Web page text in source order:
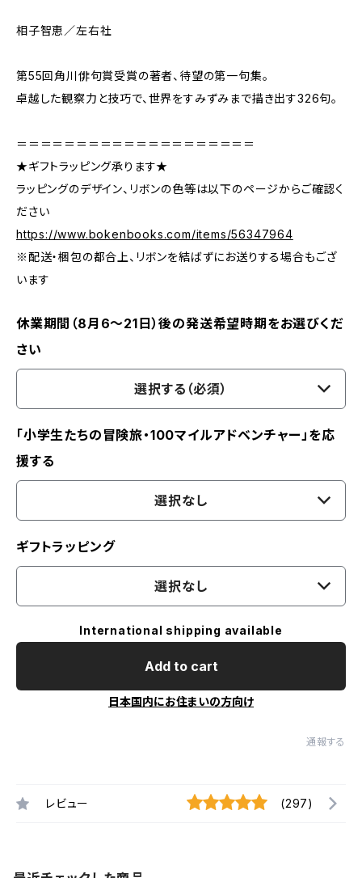
相子智恵／左右社
第55回角川俳句賞受賞の著者、待望の第一句集。
卓越した観察力と技巧で、世界をすみずみまで描き出す326句。
＝＝＝＝＝＝＝＝＝＝＝＝＝＝＝＝＝＝＝＝
★ギフトラッピング承ります★
ラッピングのデザイン、リボンの色等は以下のページからご確認く
ださい
https://www.bokenbooks.com/items/56347964
※配送・梱包の都合上、リボンを結ばずにお送りする場合もござ
います
休業期間（8月6〜21日）後の発送希望時期をお選びくだ
さい
選択する（必須）
「小学生たちの冒険旅・100マイルアドベンチャー」を応
援する
選択なし
ギフトラッピング
選択なし
International shipping available
Add to cart
日本国内にお住まいの方向け
通報する
レビュー (297)